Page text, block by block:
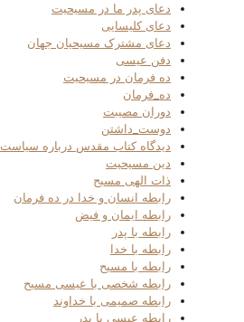
دعای پدر ما در مسیحیت
دعای کلیسایی
دعای مشترک مسیحیان جهان
دفن عیسی
ده فرمان در مسیحیت
ده_فرمان
دوران مصیبت
دوست_داشتن
دیدگاه کتاب مقدس درباره سیاست
دین مسیحیت
ذات الهی مسیح
رابطه انسان و خدا در ده فرمان
رابطه ایمان و فیض
رابطه با پدر
رابطه با خدا
رابطه با مسیح
رابطه شخصی با عیسی مسیح
رابطه صمیمی با خداوند
رابطه عیسی با پدر